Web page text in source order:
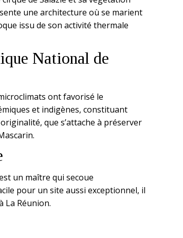
une architecture où se marient
issu de son activité thermale
National de
ont favorisé le
et indigènes, constituant
que s’attache à préserver
un maître qui secoue
pour un site aussi exceptionnel, il
La Réunion.